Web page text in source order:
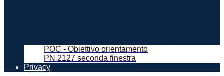
POC - Obiettivo orientamento
PN 2127 seconda finestra
Privacy